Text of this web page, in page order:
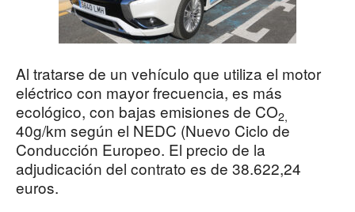
Al tratarse de un vehículo que utiliza el motor
eléctrico con mayor frecuencia, es más
ecológico, con bajas emisiones de CO2,
40g/km según el NEDC (Nuevo Ciclo de
Conducción Europeo. El precio de la
adjudicación del contrato es de 38.622,24
euros.